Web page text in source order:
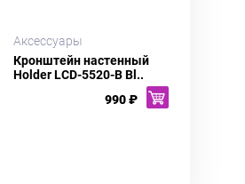
Аксессуары
Кронштейн настенный
Holder LCD-5520-B Bl..
990 ₽